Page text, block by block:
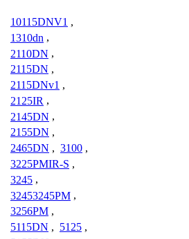
10115DNV1 ,
1310dn ,
2110DN ,
2115DN ,
2115DNv1 ,
2125IR ,
2145DN ,
2155DN ,
2465DN , 3100 ,
3225PMIR-S ,
3245 ,
32453245PM ,
3256PM ,
5115DN , 5125 ,